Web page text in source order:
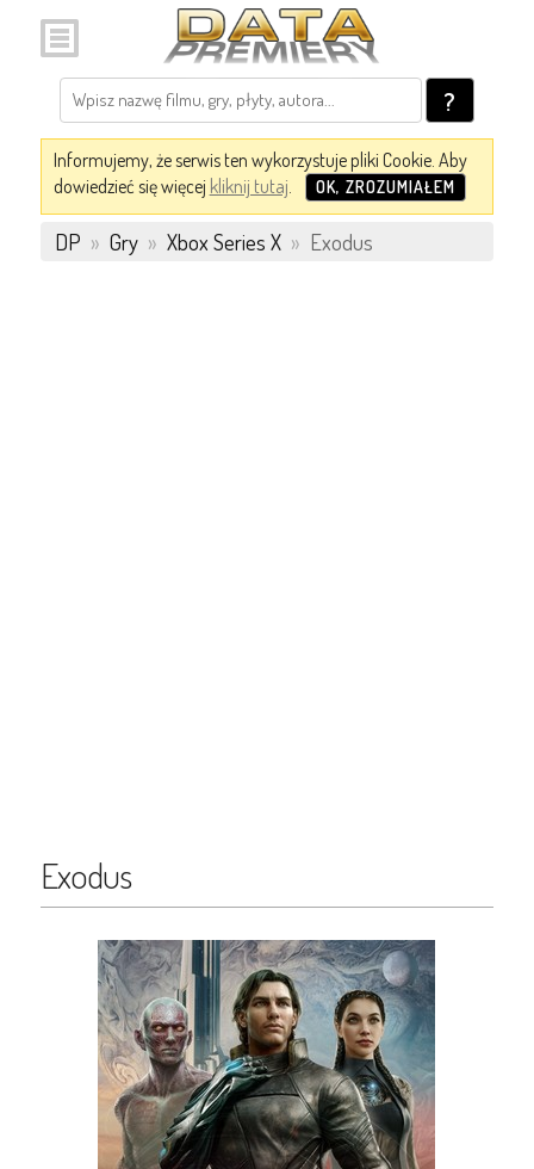
?
Informujemy, że serwis ten wykorzystuje pliki Cookie. Aby
dowiedzieć się więcej kliknij tutaj. OK, ZROZUMIAŁEM
DP » Gry » Xbox Series X » Exodus
Exodus